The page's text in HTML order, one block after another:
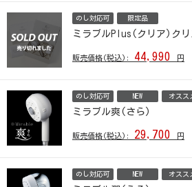
のし対応可 限定品
ミラブルPlus(クリア)クリ
販売価格(税込): 44,990 円
のし対応可 NEW オスス
ミラブル爽(さら)
販売価格(税込): 29,700 円
のし対応可 NEW オスス